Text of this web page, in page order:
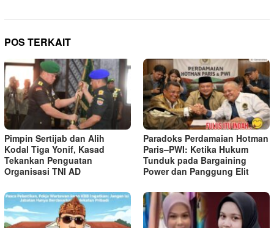
POS TERKAIT
Pimpin Sertijab dan Alih
Kodal Tiga Yonif, Kasad
Tekankan Penguatan
Organisasi TNI AD
Paradoks Perdamaian Hotman
Paris–PWI: Ketika Hukum
Tunduk pada Bargaining
Power dan Panggung Elit